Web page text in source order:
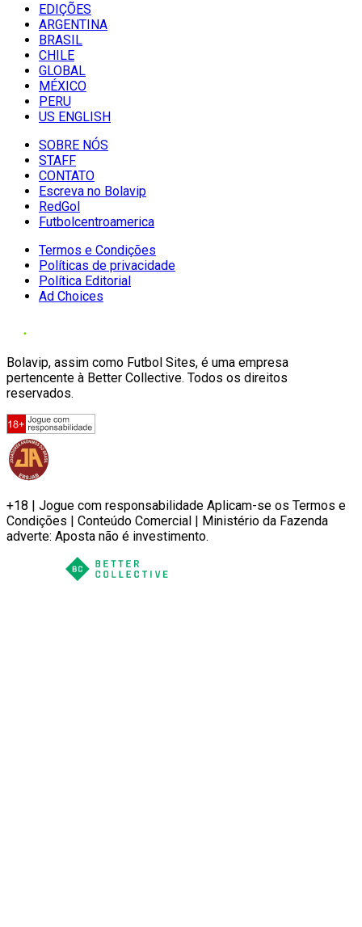
EDIÇÕES
ARGENTINA
BRASIL
CHILE
GLOBAL
MÉXICO
PERU
US ENGLISH
SOBRE NÓS
STAFF
CONTATO
Escreva no Bolavip
RedGol
Futbolcentroamerica
Termos e Condições
Políticas de privacidade
Política Editorial
Ad Choices
Bolavip, assim como Futbol Sites, é uma empresa
pertencente à Better Collective. Todos os direitos
reservados.
+18 | Jogue com responsabilidade Aplicam-se os Termos e
Condições | Conteúdo Comercial | Ministério da Fazenda
adverte: Aposta não é investimento.